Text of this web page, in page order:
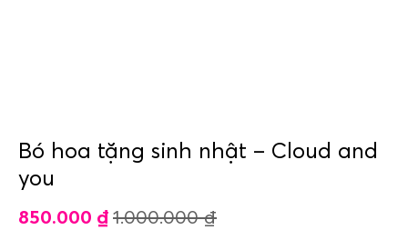
Bó hoa tặng sinh nhật – Cloud and
you
850.000 ₫ 1.000.000₫